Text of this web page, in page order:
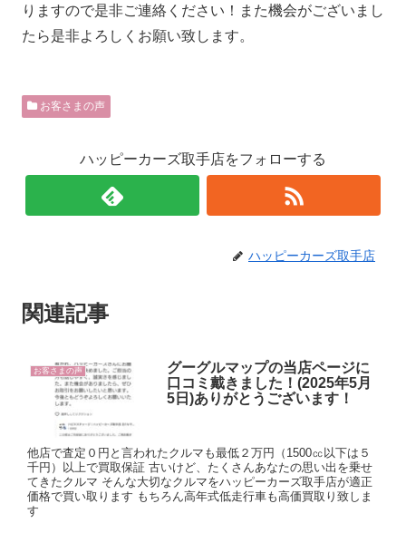
りますので是非ご連絡ください！また機会がございまし
たら是非よろしくお願い致します。
お客さまの声
ハッピーカーズ取手店をフォローする
ハッピーカーズ取手店
関連記事
お客さまの声
グーグルマップの当店ページに
口コミ戴きました！(2025年5月
5日)ありがとうございます！
他店で査定０円と言われたクルマも最低２万円（1500㏄以下は５
千円）以上で買取保証 古いけど、たくさんあなたの思い出を乗せ
てきたクルマ そんな大切なクルマをハッピーカーズ取手店が適正
価格で買い取ります もちろん高年式低走行車も高価買取り致しま
す